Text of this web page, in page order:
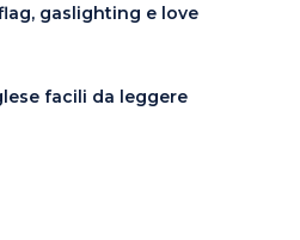
gaslighting e love
facili da leggere